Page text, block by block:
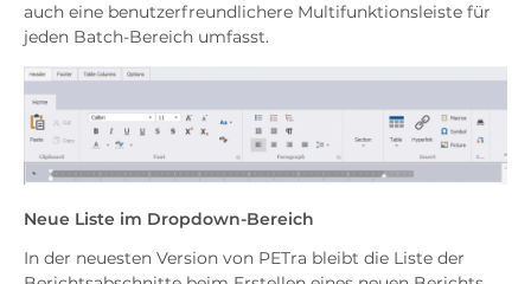
auch eine benutzerfreundlichere Multifunktionsleiste für
jeden Batch-Bereich umfasst.
Neue Liste im Dropdown-Bereich
In der neuesten Version von PETra bleibt die Liste der